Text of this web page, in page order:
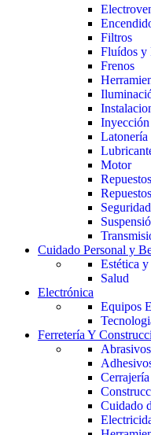
Filtros
Fluídos y
Frenos
Inyección
Latonería
Motor
Cuidado Personal y
Estética
Salud
Electrónica
Equipos
Ferretería Y
Abrasivos
Cerrajería
Cuidado